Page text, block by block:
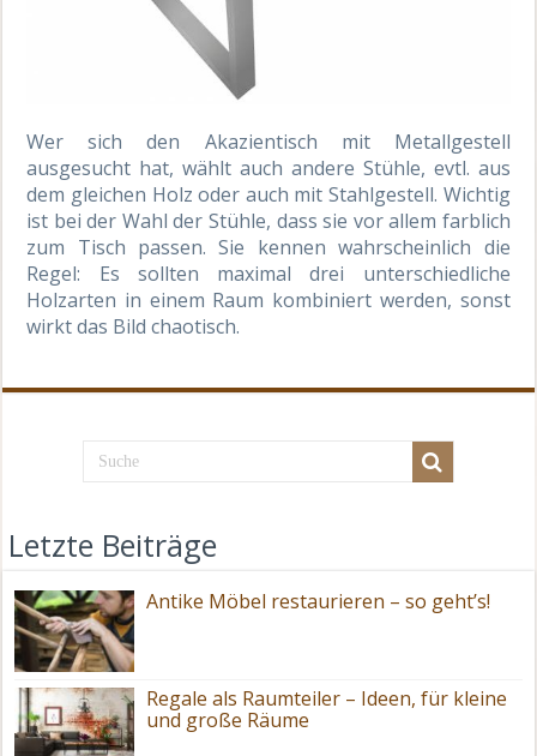
Wer sich den Akazientisch mit Metallgestell
ausgesucht hat, wählt auch andere Stühle, evtl. aus
dem gleichen Holz oder auch mit Stahlgestell. Wichtig
ist bei der Wahl der Stühle, dass sie vor allem farblich
zum Tisch passen. Sie kennen wahrscheinlich die
Regel: Es sollten maximal drei unterschiedliche
Holzarten in einem Raum kombiniert werden, sonst
wirkt das Bild chaotisch.
Letzte Beiträge
Antike Möbel restaurieren – so geht’s!
Regale als Raumteiler – Ideen, für kleine
und große Räume